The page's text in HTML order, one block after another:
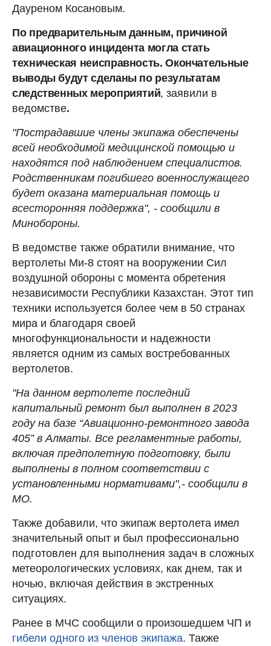
Дауреном Косановым.
По предварительным данным, причиной
авиационного инцидента могла стать
техническая неисправность. Окончательные
выводы будут сделаны по результатам
следственных мероприятий, заявили в
ведомстве.
"Пострадавшие члены экипажа обеспечены
всей необходимой медицинской помощью и
находятся под наблюдением специалистов.
Родственникам погибшего военнослужащего
будет оказана материальная помощь и
всесторонняя поддержка", - сообщили в
Минобороны.
В ведомстве также обратили внимание, что
вертолеты Ми-8 стоят на вооружении Сил
воздушной обороны с момента обретения
независимости Республики Казахстан. Этот тип
техники используется более чем в 50 странах
мира и благодаря своей
многофункциональности и надежности
является одним из самых востребованных
вертолетов.
"На данном вертолете последний
капитальный ремонт был выполнен в 2023
году на базе “Авиационно-ремонтного завода
405” в Алматы. Все регламентные работы,
включая предполетную подготовку, были
выполнены в полном соответствии с
установленными нормативами",- сообщили в
МО.
Также добавили, что экипаж вертолета имел
значительный опыт и был профессионально
подготовлен для выполнения задач в сложных
метеорологических условиях, как днем, так и
ночью, включая действия в экстренных
ситуациях.
Ранее в МЧС сообщили о произошедшем ЧП и
гибели одного из членов экипажа. Также